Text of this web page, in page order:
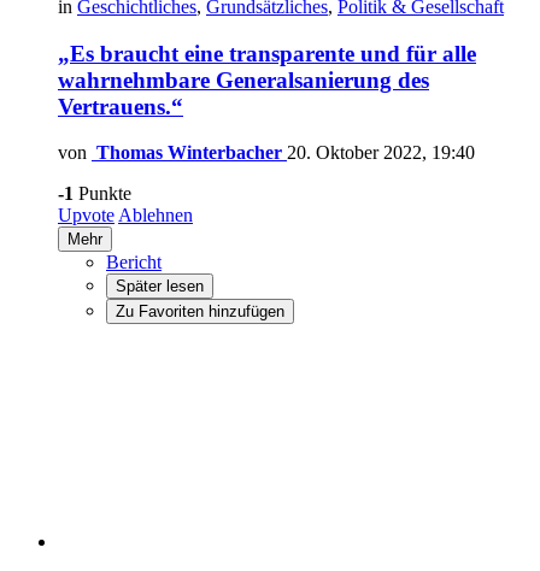
in Geschichtliches, Grundsätzliches, Politik & Gesellschaft
„Es braucht eine transparente und für alle
wahrnehmbare Generalsanierung des
Vertrauens.“
von Thomas Winterbacher 20. Oktober 2022, 19:40
-1 Punkte
Upvote Ablehnen
Mehr
Bericht
Später lesen
Zu Favoriten hinzufügen